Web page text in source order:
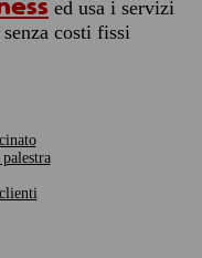
ed usa i servizi
costi fissi